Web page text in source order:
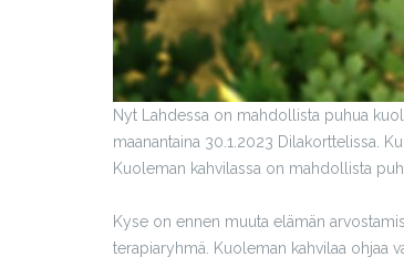
Nyt Lahdessa on mahdollista puhua
maanantaina 30.1.2023 Dilakorttelissa.
Kuoleman kahvilassa on mahdollista
Kyse on ennen muuta elämän
terapiaryhmä. Kuoleman kahvilaa ohjaa